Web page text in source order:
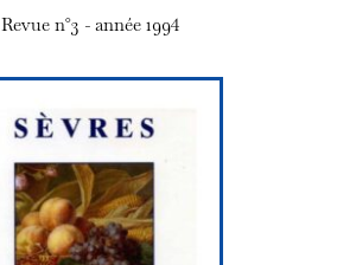
Revue n°3 - année 1994